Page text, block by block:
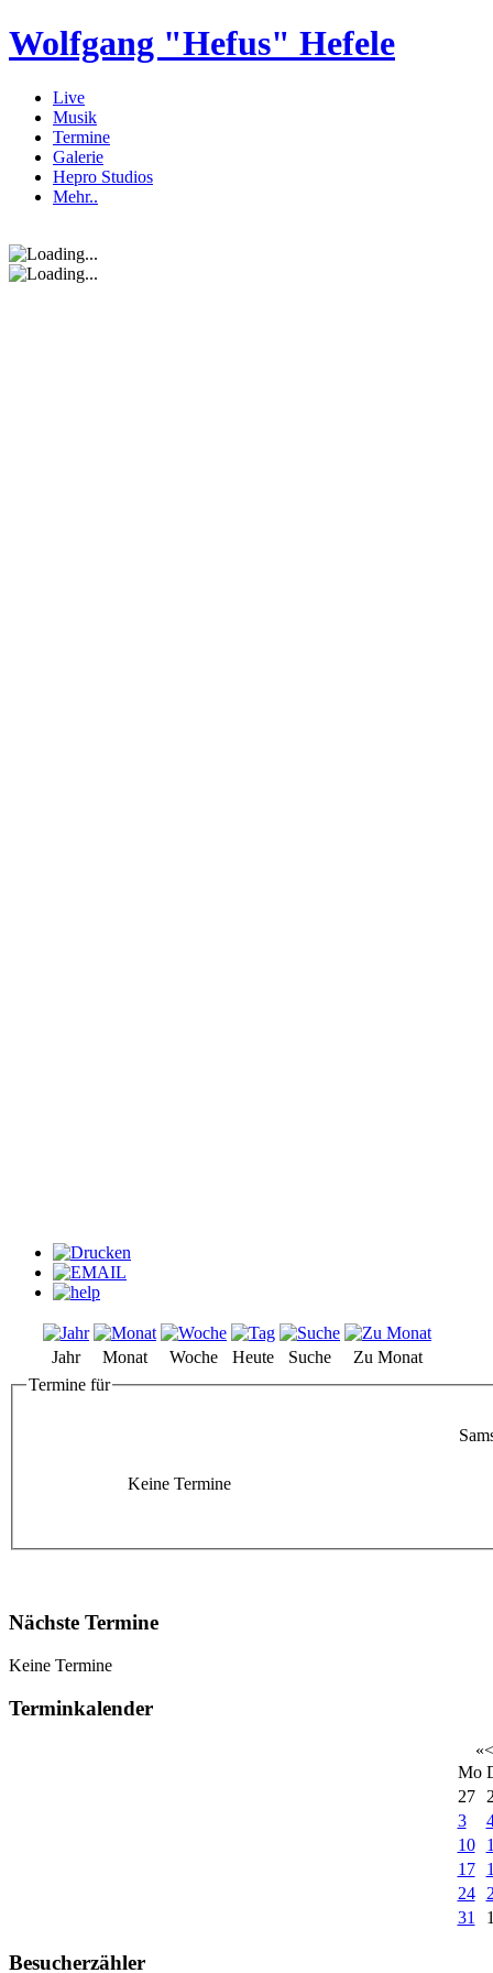
Wolfgang "Hefus" Hefele
Live
Musik
Termine
Galerie
Hepro Studios
Mehr..
Jahr Monat Woche Heute Suche
Zu Monat
Termine für
Keine Termine
Nächste Termine
Keine Termine
Terminkalender
«<
Mo
27
3
10
17
24
31
Besucherzähler